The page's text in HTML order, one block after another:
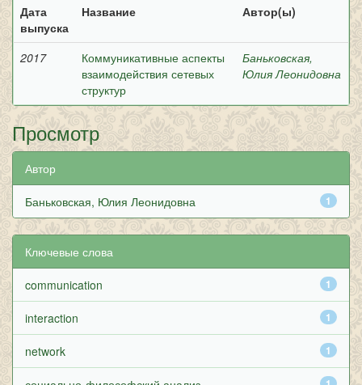
Дата
выпуска
Название Автор(ы)
2017
Коммуникативные аспекты
взаимодействия сетевых
структур
Баньковская,
Юлия Леонидовна
Просмотр
Автор
1
Баньковская, Юлия Леонидовна
Ключевые слова
1
communication
1
interaction
1
network